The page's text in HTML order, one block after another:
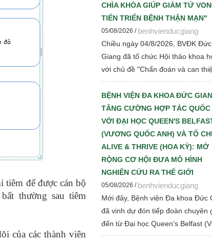
tiêm để được cán bộ
thường sau tiêm
của các thành viên
hành
CHÌA KHÓA GIÚP GIẢM TỬ
TIẾN TRIỂN BỆNH THẬN MẠN"
05/08/2026 / benhvienducgiang
Chiều ngày 04/8/2026, BVĐK Đức
Giang đã tổ chức Hội thảo khoa
với chủ đề "Chẩn đoán và can
sớm – Chìa khóa giúp giảm tử
tiến triển bệnh thận mạn" nhằm
nhật những tiến bộ mới trong
đoán, điều trị và quản lý bệnh
mạn cho đội ngũ cán bộ y tế.
BỆNH VIỆN ĐA KHOA ĐỨC
TĂNG CƯỜNG HỢP TÁC QUỐC
VỚI ĐẠI HỌC QUEEN'S
(VƯƠNG QUỐC ANH) VÀ TỔ
ALIVE & THRIVE (HOA KỲ): MỞ
RỘNG CƠ HỘI ĐƯA MÔ HÌNH
NGHIÊN CỨU RA THẾ GIỚI
05/08/2026 / benhvienducgiang
Mới đây, Bệnh viện Đa khoa Đức
đã vinh dự đón tiếp đoàn chuyên
đến từ Đại học Queen's Belfast
quốc Anh) và Tổ chức Alive &